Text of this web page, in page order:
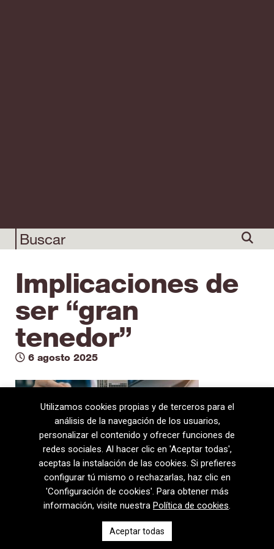
Implicaciones de
ser “gran
tenedor”
6 agosto 2025
08720 Vilafranca del Penedès · General Prim 5, 2n · Barcelona
+34 938 170 417 · F+34 938 170 301
Utilizamos cookies propias y de terceros para el
análisis de la navegación de los usuarios,
personalizar el contenido y ofrecer funciones de
redes sociales. Al hacer clic en 'Aceptar todas',
aceptas la instalación de las cookies. Si prefieres
configurar tú mismo o rechazarlas, haz clic en
'Configuración de cookies'. Para obtener más
información, visite nuestra Política de cookies.
Aceptar todas